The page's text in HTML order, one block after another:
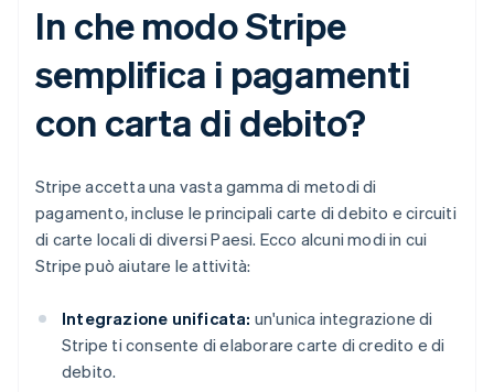
In che modo Stripe
semplifica i pagamenti
con carta di debito?
Stripe accetta una vasta gamma di metodi di
pagamento, incluse le principali carte di debito e circuiti
di carte locali di diversi Paesi. Ecco alcuni modi in cui
Stripe può aiutare le attività:
Integrazione unificata: un'unica integrazione di
Stripe ti consente di elaborare carte di credito e di
debito.